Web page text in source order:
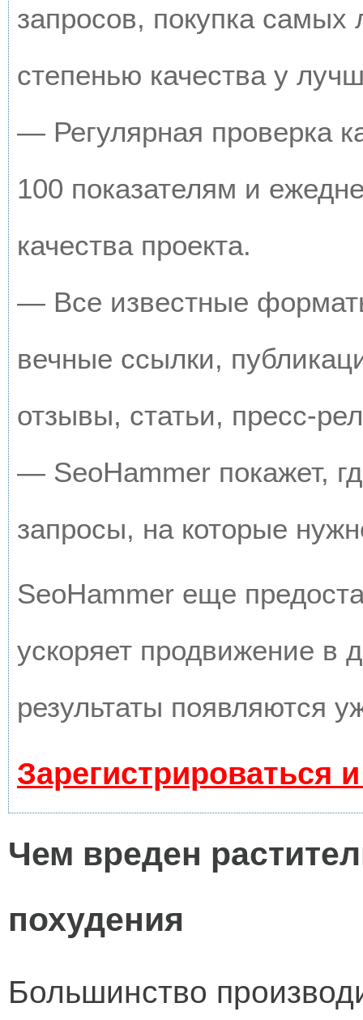
запросов, покупка
степенью качества у
— Регулярная проверка
100 показателям и
качества проекта.
— Все известные
вечные ссылки,
отзывы, статьи, пресс-
— SeoHammer покажет,
запросы, на которые
SeoHammer еще
ускоряет продвижение в
результаты появляются
Зарегистрироваться
Чем вреден
похудения
Большинство